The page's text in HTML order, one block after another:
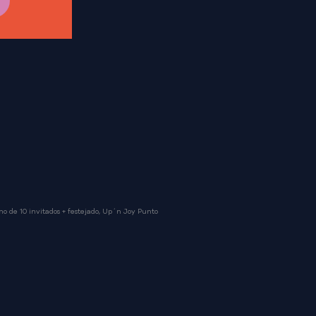
de 10 invitados + festejado, Up´n Joy Punto